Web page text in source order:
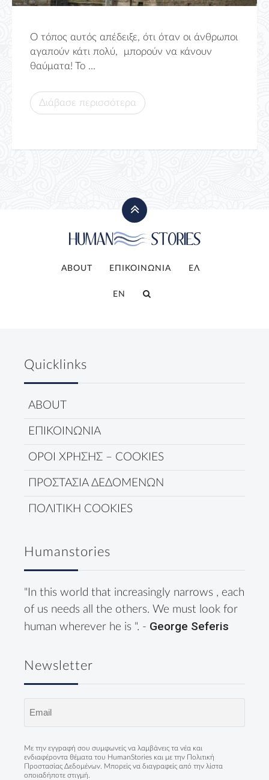
Ο τόπος αυτός απέδειξε, ότι όταν οι άνθρωποι
αγαπούν κάτι πολύ, μπορούν να κάνουν
θαύματα! Το ...
Διάβασε περισσότερα
ABOUT ΕΠΙΚΟΙΝΩΝΙΑ ΕΛ
EN
Quicklinks
ABOUT
ΕΠΙΚΟΙΝΩΝΙΑ
ΟΡΟΙ ΧΡΗΣΗΣ – COOKIES
ΠΡΟΣΤΑΣΙΑ ΔΕΔΟΜΕΝΩΝ
ΠΟΛΙΤΙΚΗ COOKIES
Humanstories
"In this world that increasingly narrows , each
of us needs all the others. We must look for
human wherever he is ". - George Seferis
Newsletter
Με την εγγραφή σου συμφωνείς να λαμβάνεις τα νέα και
ενδιαφέροντα θέματα του HumanStories και με την Πολιτική
Προστασίας Δεδομένων . Μπορείς να διαγραφείς από την λίστα
οποιαδήποτε στιγμή.